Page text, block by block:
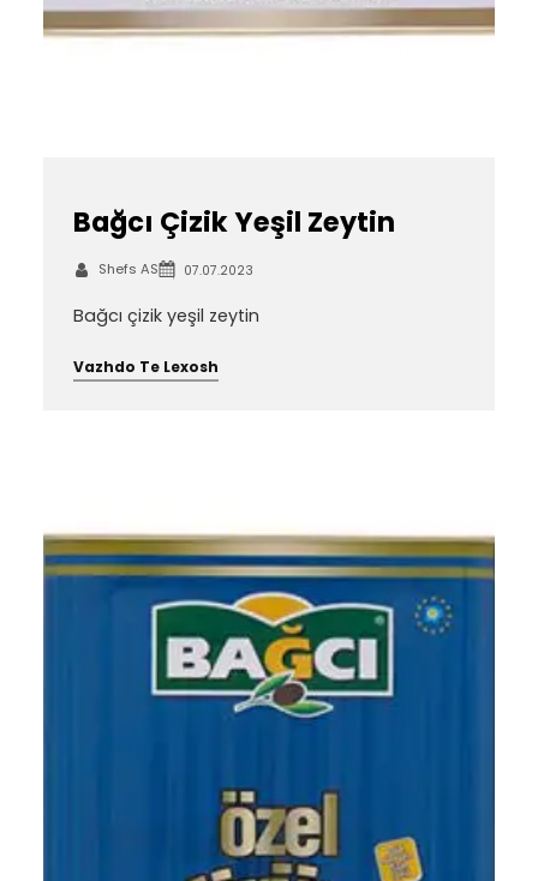
Bağcı Çizik Yeşil Zeytin
Shefs AS 07.07.2023
Bağcı çizik yeşil zeytin
Vazhdo Te Lexosh